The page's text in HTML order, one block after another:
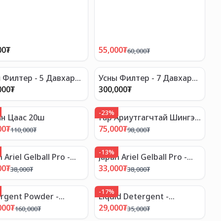
₮ 55,000₮60,000₮
Филтер - 5 Давхар
Систем
₮
Усны Филтер - 7 Давхар
Шүүлтүүртэй Систем
300,000₮
Цаас 20ш
₮110,000₮
-23%
Гар Ариутгагчтай Шингэн
Саван - Зуун Наст
75,000₮98,000₮
Ariel Gelball Pro -
Гелэн
Шар 3ш Багц
₮38,000₮
-13%
Japan Ariel Gelball Pro -
Япон Угаалгын Гелэн
Бөмбөлөг, Ногоон 3ш
Багц
33,000₮38,000₮
Powder -
Угаалгын
20кг
₮160,000₮
-17%
Liquid Detergent -
Байгууллагын Угаалгын
Шингэн 3.8л
29,000₮35,000₮